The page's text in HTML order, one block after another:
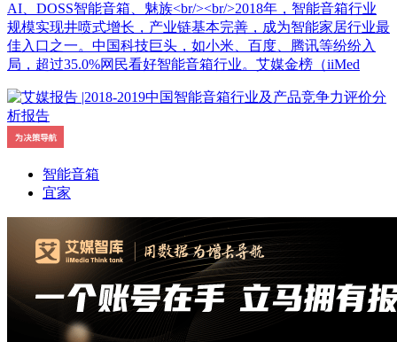
AI、DOSS智能音箱、魅族<br/><br/>2018年，智能音箱行业
规模实现井喷式增长，产业链基本完善，成为智能家居行业最
佳入口之一。中国科技巨头，如小米、百度、腾讯等纷纷入
局，超过35.0%网民看好智能音箱行业。艾媒金榜（iiMed
智能音箱
宜家